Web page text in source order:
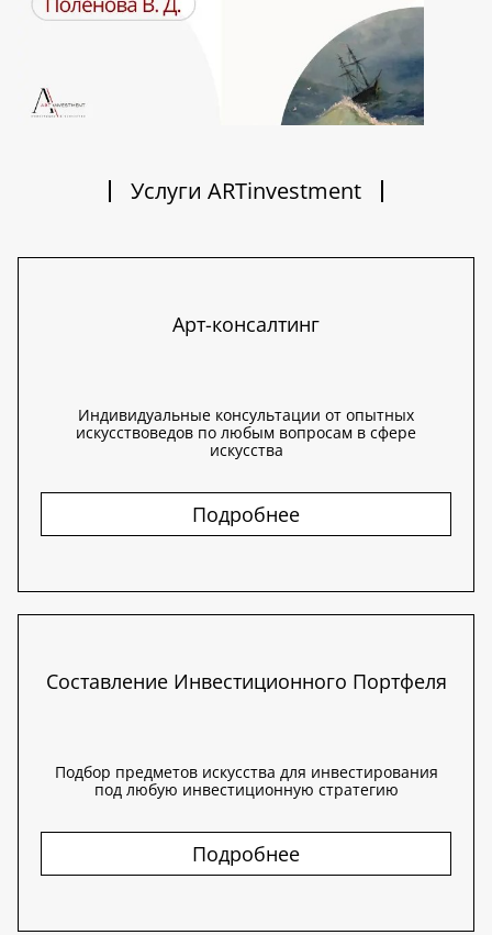
Услуги ARTinvestment
Арт-консалтинг
Индивидуальные консультации от опытных
искусствоведов по любым вопросам в сфере
искусства
Подробнее
Составление Инвестиционного Портфеля
Подбор предметов искусства для инвестирования
под любую инвестиционную стратегию
Подробнее